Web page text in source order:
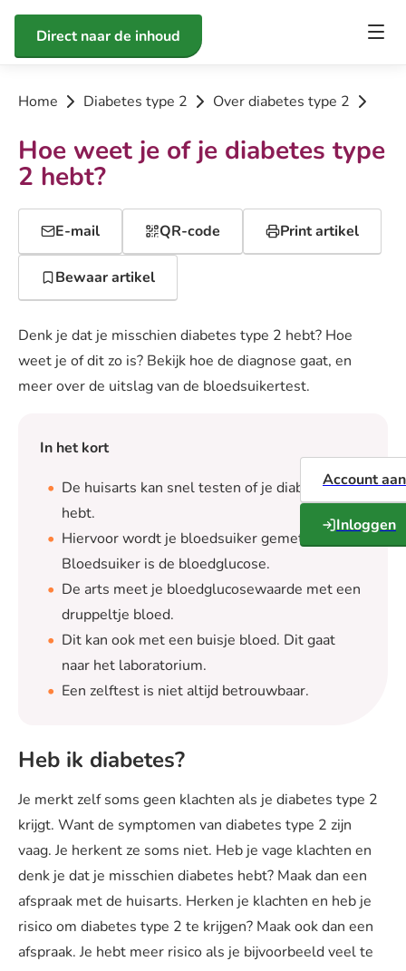
Direct naar de inhoud
Account
Inloggen
Home Diabetes type 2 Over diabetes type 2
Hoe weet je of je diabetes type
2 hebt?
E-mail QR-code Print artikel
Bewaar artikel
Denk je dat je misschien diabetes type 2 hebt? Hoe
weet je of dit zo is? Bekijk hoe de diagnose gaat, en
meer over de uitslag van de bloedsuikertest.
In het kort
De huisarts kan snel testen of je diabetes
hebt.
Hiervoor wordt je bloedsuiker gemeten.
Bloedsuiker is de bloedglucose.
De arts meet je bloedglucosewaarde met een
druppeltje bloed.
Dit kan ook met een buisje bloed. Dit gaat
naar het laboratorium.
Een zelftest is niet altijd betrouwbaar.
Heb ik diabetes?
Je merkt zelf soms geen klachten als je diabetes type 2
krijgt. Want de symptomen van diabetes type 2 zijn
vaag. Je herkent ze soms niet. Heb je vage klachten en
denk je dat je misschien diabetes hebt? Maak dan een
afspraak met de huisarts. Herken je klachten en heb je
risico om diabetes type 2 te krijgen? Maak ook dan een
afspraak. Je hebt meer risico als je bijvoorbeeld veel te